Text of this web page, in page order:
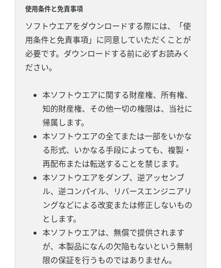
使用条件と免責事項
ソフトウエアをダウンロードする際には、「使
用条件と免責事項」に同意していただくことが
必要です。ダウンロードする前に必ずお読みく
ださい。
本ソフトウエアに関する財産権、所有権、
知的財産権、その他一切の権限は、当社に
帰属します。
本ソフトウエアの全てまたは一部をいかな
る形式、いかなる手段によっても、複製・
再配布または転送することを禁じます。
本ソフトウエアをダンプ、逆アッセンブ
ル、逆コンパイル、リバースエンジニアリ
ングなどによる改変または修正しないもの
とします。
本ソフトウエアは、無償で提供されます
が、本製品になんの欠陥もないという無制
限の保証を行うものではありません。